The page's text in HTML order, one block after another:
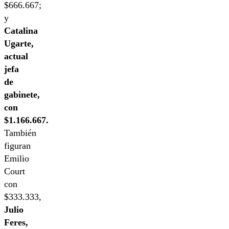
$666.667;
y
Catalina
Ugarte,
actual
jefa
de
gabinete,
con
$1.166.667.
También
figuran
Emilio
Court
con
$333.333,
Julio
Feres,